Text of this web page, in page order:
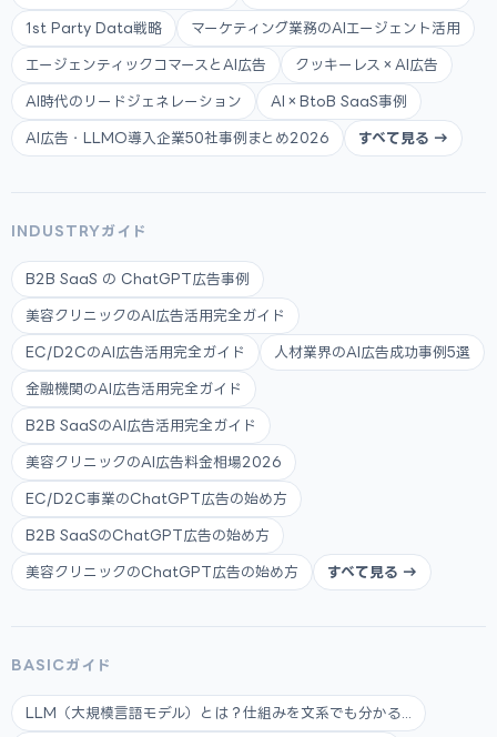
1st Party Data戦略 マーケティング業務のAIエージェント活用
エージェンティックコマースとAI広告 クッキーレス×AI広告
AI時代のリードジェネレーション AI×BtoB SaaS事例
AI広告・LLMO導入企業50社事例まとめ2026 すべて見る →
INDUSTRYガイド
B2B SaaS の ChatGPT広告事例
美容クリニックのAI広告活用完全ガイド
EC/D2CのAI広告活用完全ガイド 人材業界のAI広告成功事例5選
金融機関のAI広告活用完全ガイド
B2B SaaSのAI広告活用完全ガイド
美容クリニックのAI広告料金相場2026
EC/D2C事業のChatGPT広告の始め方
B2B SaaSのChatGPT広告の始め方
美容クリニックのChatGPT広告の始め方 すべて見る →
BASICガイド
LLM（大規模言語モデル）とは？仕組みを文系でも分かる...